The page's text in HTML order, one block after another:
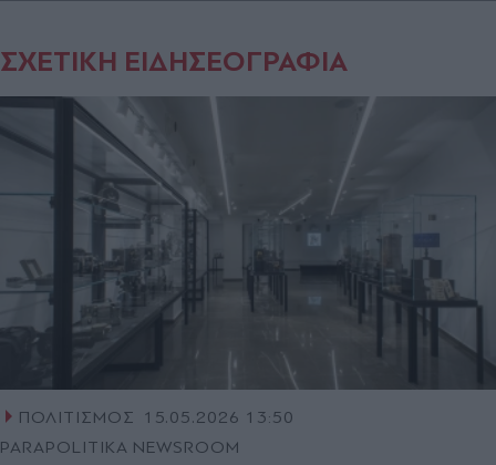
ΣΧΕΤΙΚΗ ΕΙΔΗΣΕΟΓΡΑΦΙΑ
ΠΟΛΙΤΙΣΜΟΣ
15.05.2026 13:50
PARAPOLITIKA NEWSROOM